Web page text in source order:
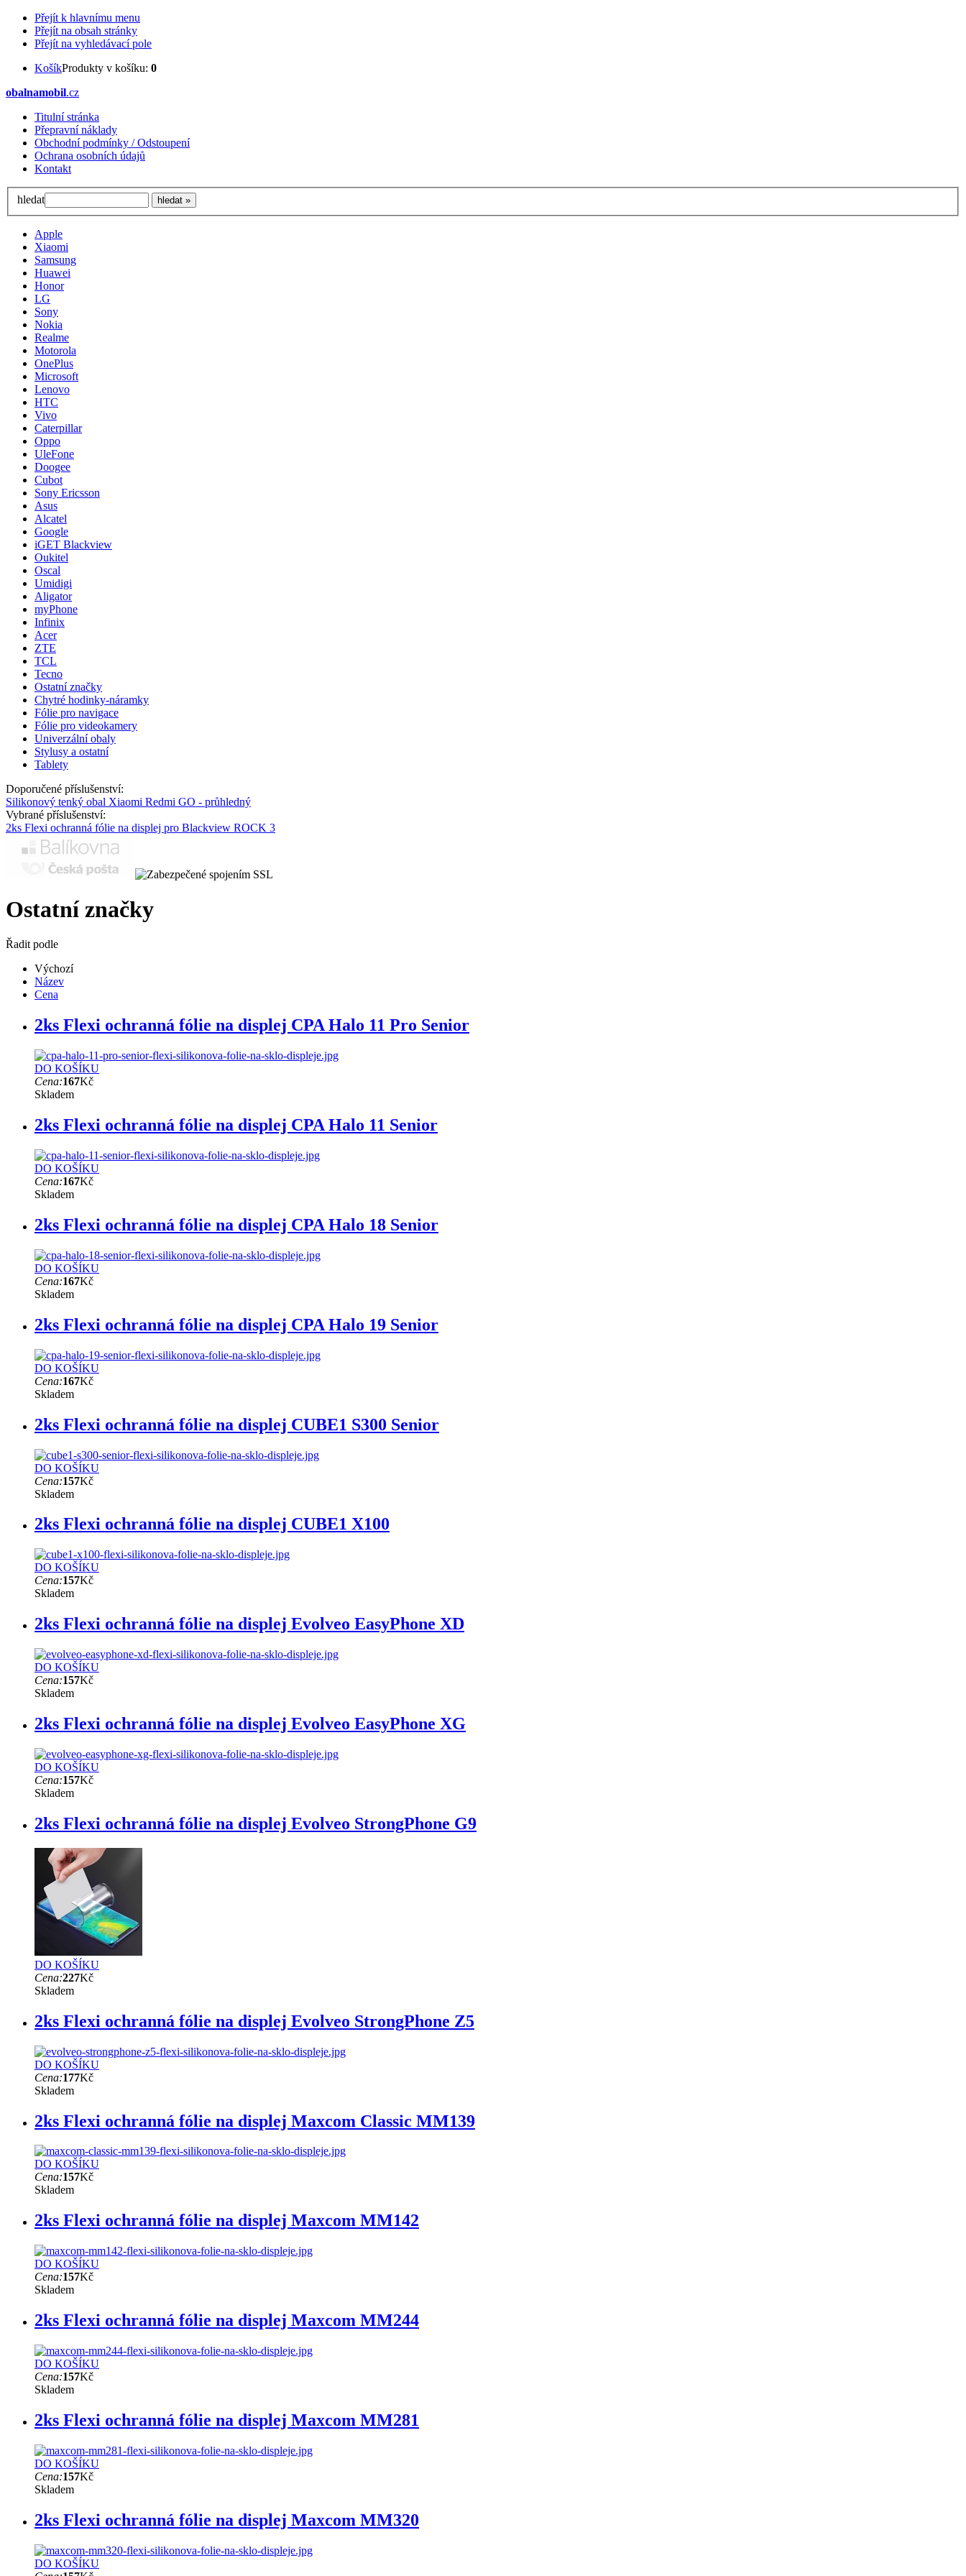
Přejít k hlavnímu menu
Přejít na obsah stránky
Přejít na vyhledávací pole
KošíkProdukty v košíku: 0
obalnamobil.cz
Titulní stránka
Přepravní náklady
Obchodní podmínky / Odstoupení
Ochrana osobních údajů
Kontakt
hledat
Apple
Xiaomi
Samsung
Huawei
Honor
LG
Sony
Nokia
Realme
Motorola
OnePlus
Microsoft
Lenovo
HTC
Vivo
Caterpillar
Oppo
UleFone
Doogee
Cubot
Sony Ericsson
Asus
Alcatel
Google
iGET Blackview
Oukitel
Oscal
Umidigi
Aligator
myPhone
Infinix
Acer
ZTE
TCL
Tecno
Ostatní značky
Chytré hodinky-náramky
Fólie pro navigace
Fólie pro videokamery
Univerzální obaly
Stylusy a ostatní
Tablety
Doporučené příslušenství:
Silikonový tenký obal Xiaomi Redmi GO - průhledný
Vybrané příslušenství:
2ks Flexi ochranná fólie na displej pro Blackview ROCK 3
Ostatní značky
Řadit podle
Výchozí
Název
Cena
2ks Flexi ochranná fólie na displej CPA Halo 11 Pro Senior
DO KOŠÍKU
Cena:167Kč
Skladem
2ks Flexi ochranná fólie na displej CPA Halo 11 Senior
DO KOŠÍKU
Cena:167Kč
Skladem
2ks Flexi ochranná fólie na displej CPA Halo 18 Senior
DO KOŠÍKU
Cena:167Kč
Skladem
2ks Flexi ochranná fólie na displej CPA Halo 19 Senior
DO KOŠÍKU
Cena:167Kč
Skladem
2ks Flexi ochranná fólie na displej CUBE1 S300 Senior
DO KOŠÍKU
Cena:157Kč
Skladem
2ks Flexi ochranná fólie na displej CUBE1 X100
DO KOŠÍKU
Cena:157Kč
Skladem
2ks Flexi ochranná fólie na displej Evolveo EasyPhone XD
DO KOŠÍKU
Cena:157Kč
Skladem
2ks Flexi ochranná fólie na displej Evolveo EasyPhone XG
DO KOŠÍKU
Cena:157Kč
Skladem
2ks Flexi ochranná fólie na displej Evolveo StrongPhone G9
DO KOŠÍKU
Cena:227Kč
Skladem
2ks Flexi ochranná fólie na displej Evolveo StrongPhone Z5
DO KOŠÍKU
Cena:177Kč
Skladem
2ks Flexi ochranná fólie na displej Maxcom Classic MM139
DO KOŠÍKU
Cena:157Kč
Skladem
2ks Flexi ochranná fólie na displej Maxcom MM142
DO KOŠÍKU
Cena:157Kč
Skladem
2ks Flexi ochranná fólie na displej Maxcom MM244
DO KOŠÍKU
Cena:157Kč
Skladem
2ks Flexi ochranná fólie na displej Maxcom MM281
DO KOŠÍKU
Cena:157Kč
Skladem
2ks Flexi ochranná fólie na displej Maxcom MM320
DO KOŠÍKU